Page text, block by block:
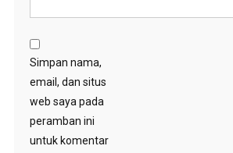
Simpan nama,
email, dan situs
web saya pada
peramban ini
untuk komentar